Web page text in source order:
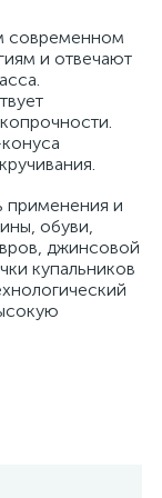
современном
и отвечают
применения и
обуви,
джинсовой
купальников